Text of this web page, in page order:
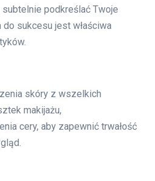
podkreślać Twoje
do sukcesu jest właściwa
skóry z wszelkich
makijażu,
cery, aby zapewnić trwałość